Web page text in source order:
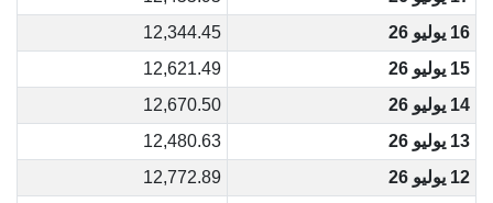
16 يوليو 26
12,344.45
15 يوليو 26
12,621.49
14 يوليو 26
12,670.50
13 يوليو 26
12,480.63
12 يوليو 26
12,772.89